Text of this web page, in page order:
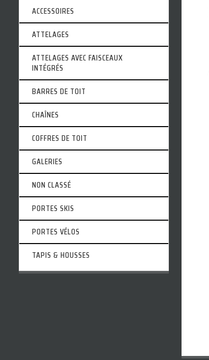
ACCESSOIRES
ATTELAGES
ATTELAGES AVEC FAISCEAUX
INTÉGRÉS
BARRES DE TOIT
CHAÎNES
COFFRES DE TOIT
GALERIES
NON CLASSÉ
PORTES SKIS
PORTES VÉLOS
TAPIS & HOUSSES